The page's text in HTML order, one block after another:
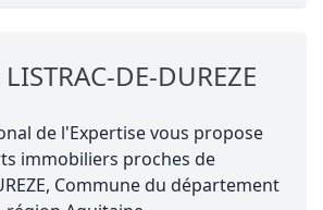
DE-DUREZE
de l'Expertise vous propose
immobiliers proches de
Commune du département